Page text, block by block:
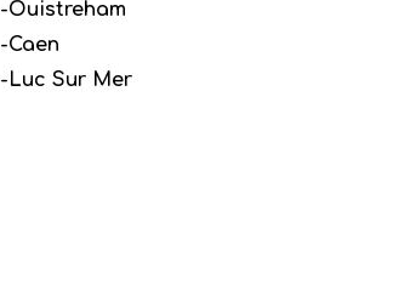
-Ouistreham
-Caen
-Luc Sur Mer